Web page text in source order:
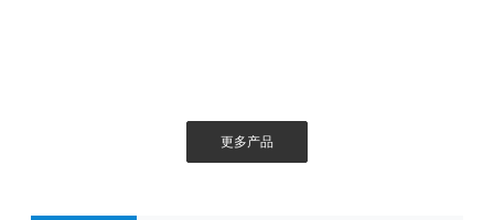
更多产品